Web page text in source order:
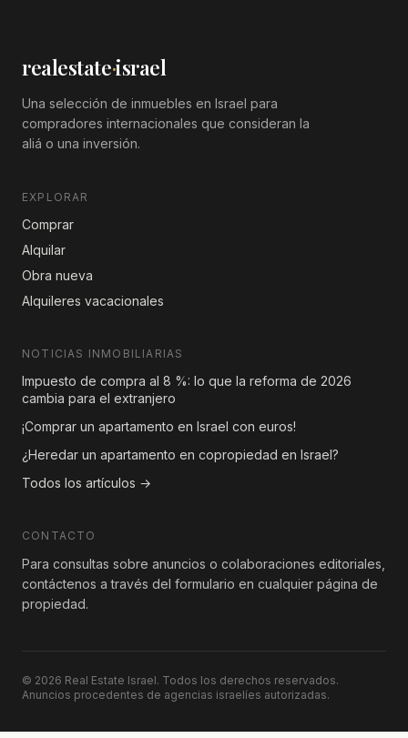
realestate·israel
Una selección de inmuebles en Israel para
compradores internacionales que consideran la
aliá o una inversión.
EXPLORAR
Comprar
Alquilar
Obra nueva
Alquileres vacacionales
NOTICIAS INMOBILIARIAS
Impuesto de compra al 8 %: lo que la reforma de 2026
cambia para el extranjero
¡Comprar un apartamento en Israel con euros!
¿Heredar un apartamento en copropiedad en Israel?
Todos los artículos →
CONTACTO
Para consultas sobre anuncios o colaboraciones editoriales,
contáctenos a través del formulario en cualquier página de
propiedad.
© 2026 Real Estate Israel. Todos los derechos reservados.
Anuncios procedentes de agencias israelíes autorizadas.